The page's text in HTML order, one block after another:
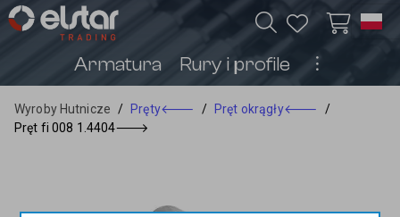
Armatura Rury i profile ︙
Wyroby Hutnicze / Pręty🡐 / Pręt okrągły🡐
/
Pręt fi 008 1.4404🡒